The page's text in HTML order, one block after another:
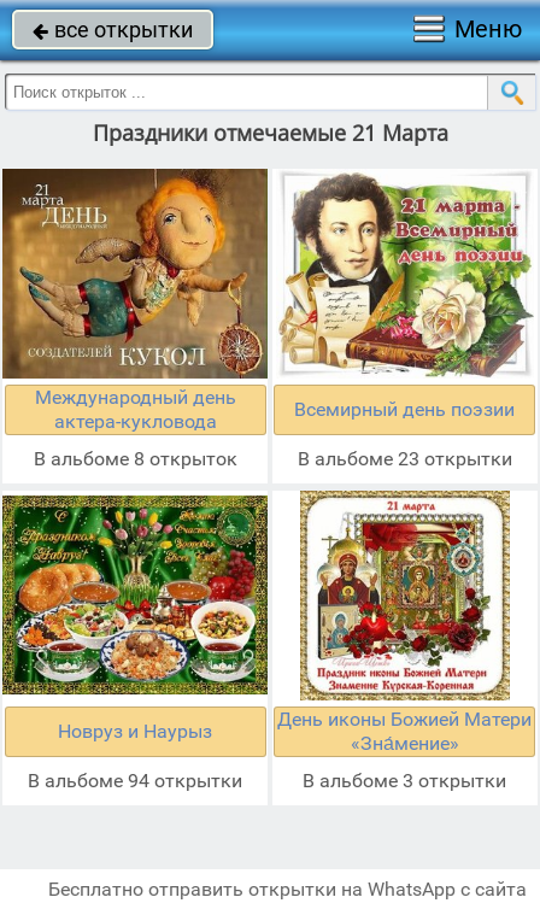
 все открытки Меню
Праздники отмечаемые 21 Марта
Международный день
актера-кукловода
В альбоме 8 открыток
Всемирный день поэзии
В альбоме 23 открытки
Новруз и Наурыз
В альбоме 94 открытки
День иконы Божией Матери
«Зна́мение»
В альбоме 3 открытки
Бесплатно отправить открытки на WhatsApp с сайта